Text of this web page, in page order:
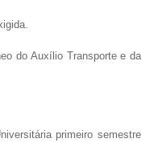
do Auxílio Transporte e da
primeiro semestre